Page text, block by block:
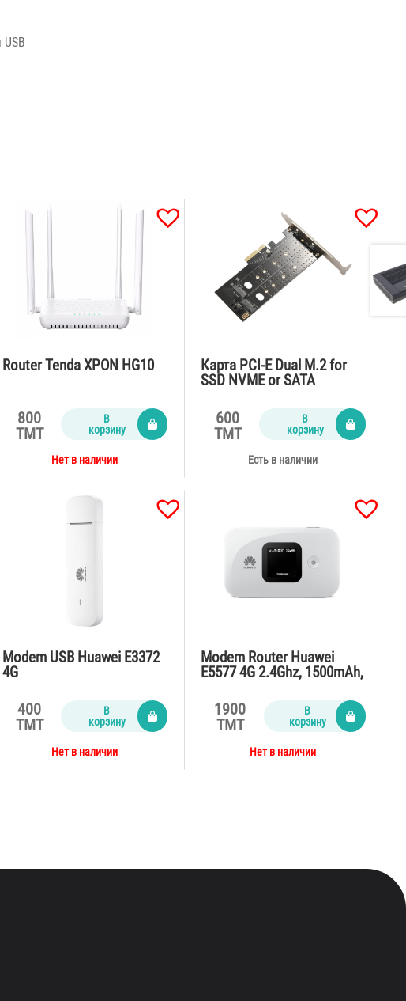
USB
Router Tenda XPON HG10
800
TMT
В
корзину
Нет в наличии
Карта PCI-E Dual M.2 for
SSD NVME or SATA
600
TMT
В
корзину
Есть в наличии
Modem USB Huawei E3372
4G
400
TMT
В
корзину
Нет в наличии
Modem Router Huawei
E5577 4G 2.4Ghz, 1500mAh,
1900
TMT
В
корзину
Нет в наличии